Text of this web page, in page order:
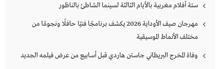
ستة أفلام مغربية بالأيام الثالثة لسينما الشاطئ بالناظور
مهرجان صيف الأوداية 2026 يكشف برنامجًا فنيًا حافلًا ونجومًا من
مختلف الأنماط الموسيقية
وفاة المخرج البريطاني جاستن هاردي قبل أسابيع من عرض فيلمه الجديد